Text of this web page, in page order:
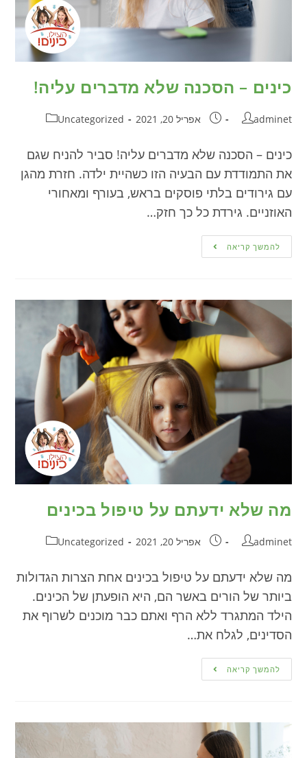
כינים – הסכנה שלא מדברים עליה!
adminet אפריל 20, 2021 Uncategorized
כינים – הסכנה שלא מדברים עליה! סביר להניח שגם
את התמודדת עם הבעיה הזו כשהיית ילדה. חזרת מהגן
עם גירודים בלתי פוסקים בראש, בעורף ומאחורי
האוזניים. גירדת כל כך חזק…
להמשך קריאה
מה שלא ידעתם על טיפול בכינים
adminet אפריל 20, 2021 Uncategorized
מה שלא ידעתם על טיפול בכינים אחת הצרות הגדולות
ביותר של הורים באשר הם, היא הופעתן של הכינים.
הילד המתגרד ללא הרף ואתם כבר מוכנים לשרוף את
הסדינים, לגלח את…
להמשך קריאה